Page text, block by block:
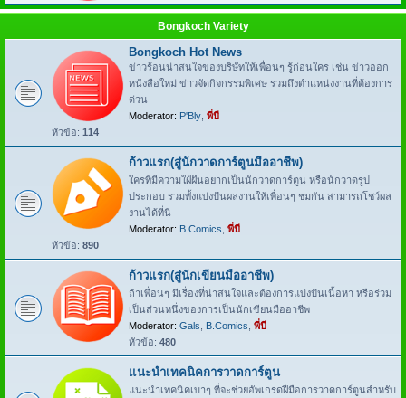
Bongkoch Variety
Bongkoch Hot News
ข่าวร้อนน่าสนใจของบริษัทให้เพื่อนๆ รู้ก่อนใคร เช่น ข่าวออก
หนังสือใหม่ ข่าวจัดกิจกรรมพิเศษ รวมถึงตำแหน่งงานที่ต้องการ
ด่วน
Moderator: P'Bly พี่บี
หัวข้อ: 114
ก้าวแรก(สู่นักวาดการ์ตูนมืออาชีพ)
ใครที่มีความใฝ่ฝันอยากเป็นนักวาดการ์ตูน หรือนักวาดรูป
ประกอบ รวมทั้งแบ่งปันผลงานให้เพื่อนๆ ชมกัน สามารถโชว์ผล
งานได้ที่นี่
Moderator: B.Comics พี่บี
หัวข้อ: 890
ก้าวแรก(สู่นักเขียนมืออาชีพ)
ถ้าเพื่อนๆ มีเรื่องที่น่าสนใจและต้องการแบ่งปันเนื้อหา หรือร่วม
เป็นส่วนหนึ่งของการเป็นนักเขียนมืออาชีพ
Moderator: Gals B.Comics พี่บี
หัวข้อ: 480
แนะนำเทคนิคการวาดการ์ตูน
แนะนำเทคนิคเบาๆ ที่จะช่วยอัพเกรดฝีมือการวาดการ์ตูนสำหรับ